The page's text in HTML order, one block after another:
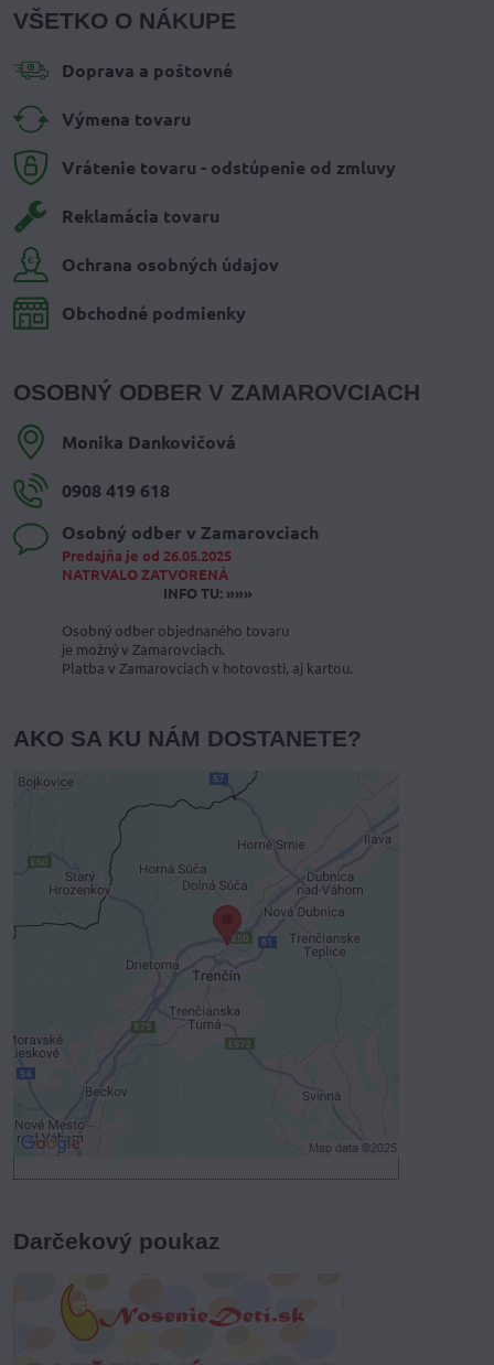
VŠETKO O NÁKUPE
Doprava a poštovné
Výmena tovaru
Vrátenie tovaru - odstúpenie od zmluvy
Reklamácia tovaru
Ochrana osobných údajov
Obchodné podmienky
OSOBNÝ ODBER V ZAMAROVCIACH
Monika Dankovičová
0908 419 618
Osobný odber v Zamarovciach
Predajňa je od 26.05.2025
NATRVALO ZATVORENÁ
INFO TU: »»»
Osobný odber objednaného tovaru
je možný v Zamarovciach.
Platba v Zamarovciach v hotovosti, aj kartou.
AKO SA KU NÁM DOSTANETE?
Externý obsah je blokovaný
Voľbami súkromia
Prajete si načítať externý obsah?
Povoliť tentokrát
Povoliť a zapamätať - súhlas s druhom
cookie: Funkčné
Darčekový poukaz